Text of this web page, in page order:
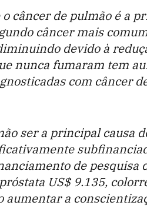
câncer de pulmão é a
câncer mais
devido à
nunca fumaram tem
com câncer
ser a principal causa
de pesquisa
US$ 9.135,
aumentar a